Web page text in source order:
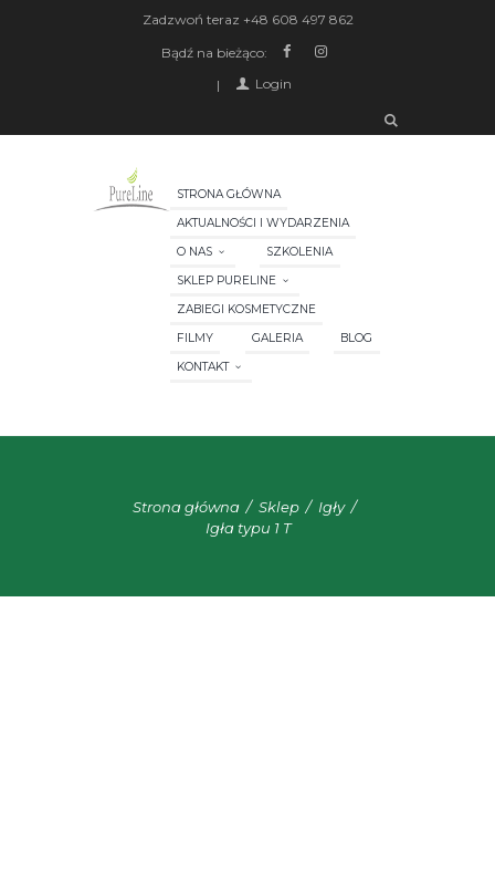
Zadzwoń teraz +48 608 497 862
Bądź na bieżąco:
Login
STRONA GŁÓWNA
AKTUALNOŚCI I WYDARZENIA
O NAS
SZKOLENIA
SKLEP PURELINE
ZABIEGI KOSMETYCZNE
FILMY
GALERIA
BLOG
KONTAKT
Strona główna Sklep
Igły
Igła typu 1 T